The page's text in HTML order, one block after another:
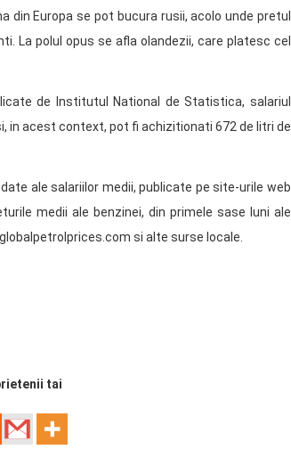
din Europa se pot bucura rusii, acolo unde pretul
La polul opus se afla olandezii, care platesc cel
de Institutul National de Statistica, salariul
in acest context, pot fi achizitionati 672 de litri de
ale salariilor medii, publicate pe site-urile web
medii ale benzinei, din primele sase luni ale
si alte surse locale.
tai